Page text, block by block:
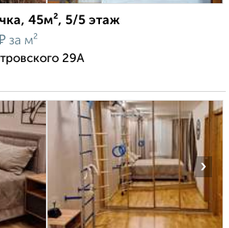
45м², 5/5 этаж
за м²
29А
›